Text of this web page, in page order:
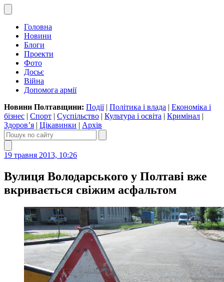
Головна
Новини
Блоги
Проекти
Фото
Досьє
Війна
Допомога армії
Новини Полтавщини: Події| Політика і влада | Економіка і
бізнес | Спорт | Суспільство | Культура і освіта | Кримінал |
Здоров’я | Цікавинки | Архів
19 травня 2013, 10:26
Вулиця Володарського у Полтаві вже
вкривається свіжим асфальтом